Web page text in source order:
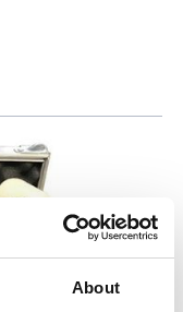
About